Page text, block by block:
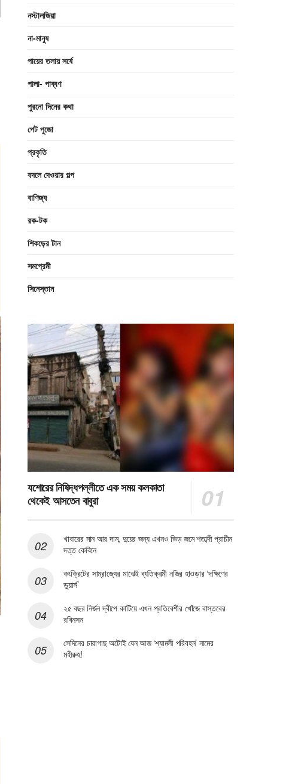
নস্টালজিয়া
না-মানুষ
পায়ের তলায় সর্ষে
পালা- পাব্বণ
পুরনো দিনের কথা
পেট পুজো
প্রকৃতি
বদলে দেওয়ার গল্প
বাণিজ্য
রক-টক
শিকড়ের টান
সমপ্রেমী
সিনেস্তান
যশোরের নিষিদ্ধপল্লীতে এক সময় কলকাতা
থেকেই আসতেন বাবুরা
খাবারের মান আর দাম, দুয়ের জন্য এখনও ভিড় জমে শতাব্দী প্রাচীন
দত্ত কেবিনে
কংক্রিটের সাম্রাজ্যের মাঝেই ব্যতিক্রমী নজির হাওড়ার ‘দক্ষিণের
ডুয়ার্স’
২৫ বছর নির্জন দ্বীপে কাটিয়ে এখন প্রতিবেশীর খোঁজে বাস্তবের
রবিনসন
সেদিনের চারাগাছ অটোই যেন আজ ‘শ্যামলী পরিবহন’ নামের
মহীরুহ!